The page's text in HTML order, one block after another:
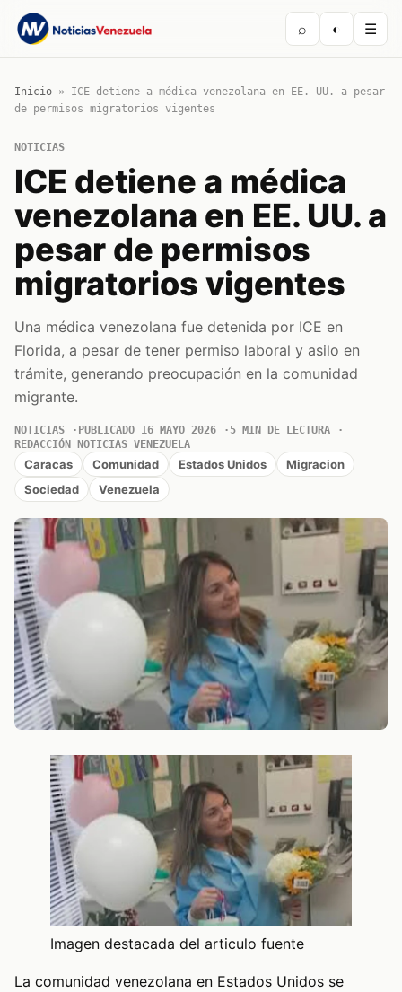
⌕ ◐ ☰
Inicio » ICE detiene a médica venezolana en EE. UU. a pesar
de permisos migratorios vigentes
NOTICIAS
ICE detiene a médica
venezolana en EE. UU. a
pesar de permisos
migratorios vigentes
Una médica venezolana fue detenida por ICE en
Florida, a pesar de tener permiso laboral y asilo en
trámite, generando preocupación en la comunidad
migrante.
NOTICIAS PUBLICADO 16 MAYO 2026
5 MIN DE LECTURA
REDACCIÓN NOTICIAS VENEZUELA
Caracas Comunidad Estados Unidos
Migracion
Sociedad
Venezuela
Imagen destacada del articulo fuente
La comunidad venezolana en Estados Unidos se